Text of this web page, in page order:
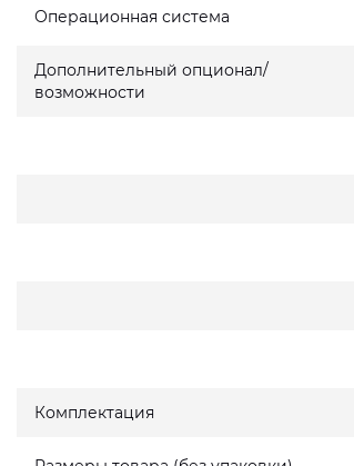
Операционная система
Дополнительный опционал/
возможности
Комплектация